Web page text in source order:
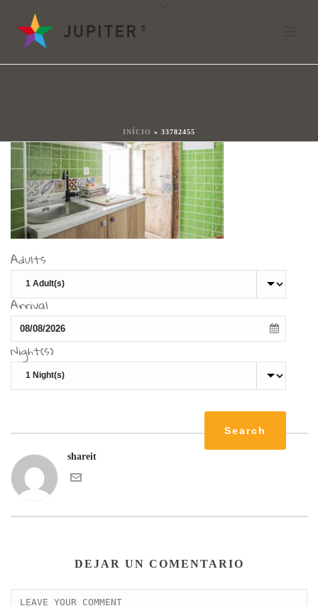
INÍCIO » 33782455
33782455
Adults
Arrival
Night(s)
shareit
DEJAR UN COMENTARIO